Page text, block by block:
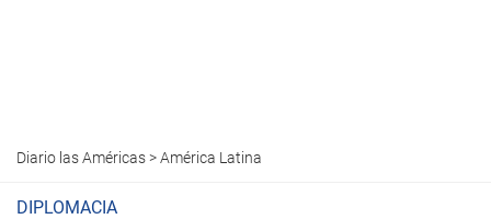
Diario las Américas>América Latina
DIPLOMACIA